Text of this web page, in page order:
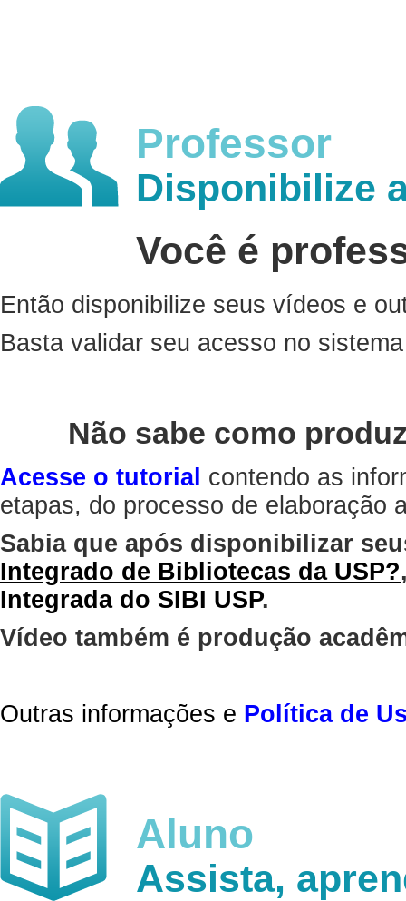
Professor
Disponibilize
Você é
Então disponibilize seus vídeos e
Basta validar seu acesso no
Não sabe como
Acesse o tutorial contendo as
etapas, do processo de elaboração
Sabia que após disponibilizar
Integrado de Bibliotecas da USP?
Integrada do SIBI USP.
Vídeo também é produção
Outras informações e Política de
Aluno
Assista,